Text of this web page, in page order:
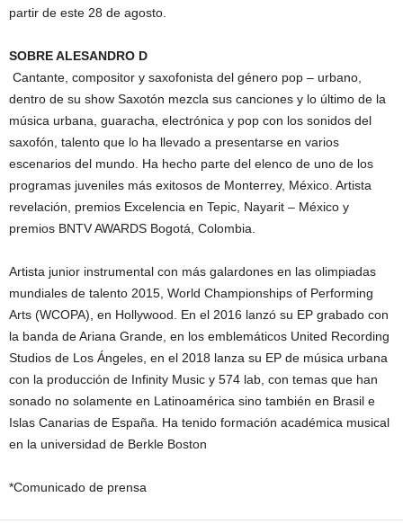
partir de este 28 de agosto.
SOBRE ALESANDRO D
Cantante, compositor y saxofonista del género pop – urbano,
dentro de su show Saxotón mezcla sus canciones y lo último de la
música urbana, guaracha, electrónica y pop con los sonidos del
saxofón, talento que lo ha llevado a presentarse en varios
escenarios del mundo. Ha hecho parte del elenco de uno de los
programas juveniles más exitosos de Monterrey, México. Artista
revelación, premios Excelencia en Tepic, Nayarit – México y
premios BNTV AWARDS Bogotá, Colombia.
Artista junior instrumental con más galardones en las olimpiadas
mundiales de talento 2015, World Championships of Performing
Arts (WCOPA), en Hollywood. En el 2016 lanzó su EP grabado con
la banda de Ariana Grande, en los emblemáticos United Recording
Studios de Los Ángeles, en el 2018 lanza su EP de música urbana
con la producción de Infinity Music y 574 lab, con temas que han
sonado no solamente en Latinoamérica sino también en Brasil e
Islas Canarias de España. Ha tenido formación académica musical
en la universidad de Berkle Boston
*Comunicado de prensa